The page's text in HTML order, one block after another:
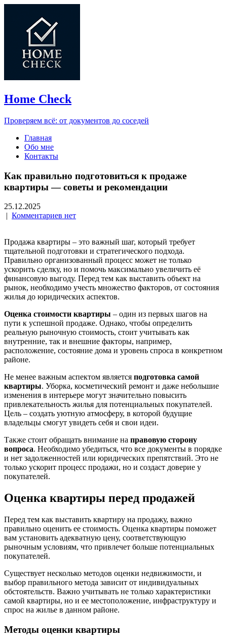
Home Check
Проверяем всё: от документов до соседей
Главная
Обо мне
Контакты
Как правильно подготовиться к продаже
квартиры — советы и рекомендации
25.12.2025
| Комментариев нет
Продажа квартиры – это важный шаг, который требует
тщательной подготовки и стратегического подхода.
Правильно организованный процесс может не только
ускорить сделку, но и помочь максимально увеличить её
финансовую выгоду. Перед тем как выставить объект на
рынок, необходимо учесть множество факторов, от состояния
жилья до юридических аспектов.
Оценка стоимости квартиры – один из первых шагов на
пути к успешной продаже. Однако, чтобы определить
реальную рыночную стоимость, стоит учитывать как
внутренние, так и внешние факторы, например,
расположение, состояние дома и уровень спроса в конкретном
районе.
Не менее важным аспектом является подготовка самой
квартиры. Уборка, косметический ремонт и даже небольшие
изменения в интерьере могут значительно повысить
привлекательность жилья для потенциальных покупателей.
Цель – создать уютную атмосферу, в которой будущие
владельцы смогут увидеть себя и свои идеи.
Также стоит обращать внимание на правовую сторону
вопроса. Необходимо убедиться, что все документы в порядке
и нет задолженностей или юридических препятствий. Это не
только ускорит процесс продажи, но и создаст доверие у
покупателей.
Оценка квартиры перед продажей
Перед тем как выставить квартиру на продажу, важно
правильно оценить ее стоимость. Оценка квартиры поможет
вам установить адекватную цену, соответствующую
рыночным условиям, что привлечет больше потенциальных
покупателей.
Существует несколько методов оценки недвижимости, и
выбор правильного метода зависит от индивидуальных
обстоятельств. Важно учитывать не только характеристики
самой квартиры, но и ее местоположение, инфраструктуру и
спрос на жилье в данном районе.
Методы оценки квартиры